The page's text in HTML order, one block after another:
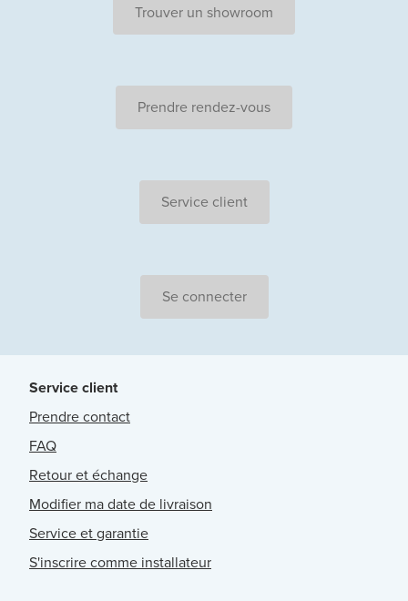
Trouver un showroom
Prendre rendez-vous
Service client
Se connecter
Service client
Prendre contact
FAQ
Retour et échange
Modifier ma date de livraison
Service et garantie
S'inscrire comme installateur